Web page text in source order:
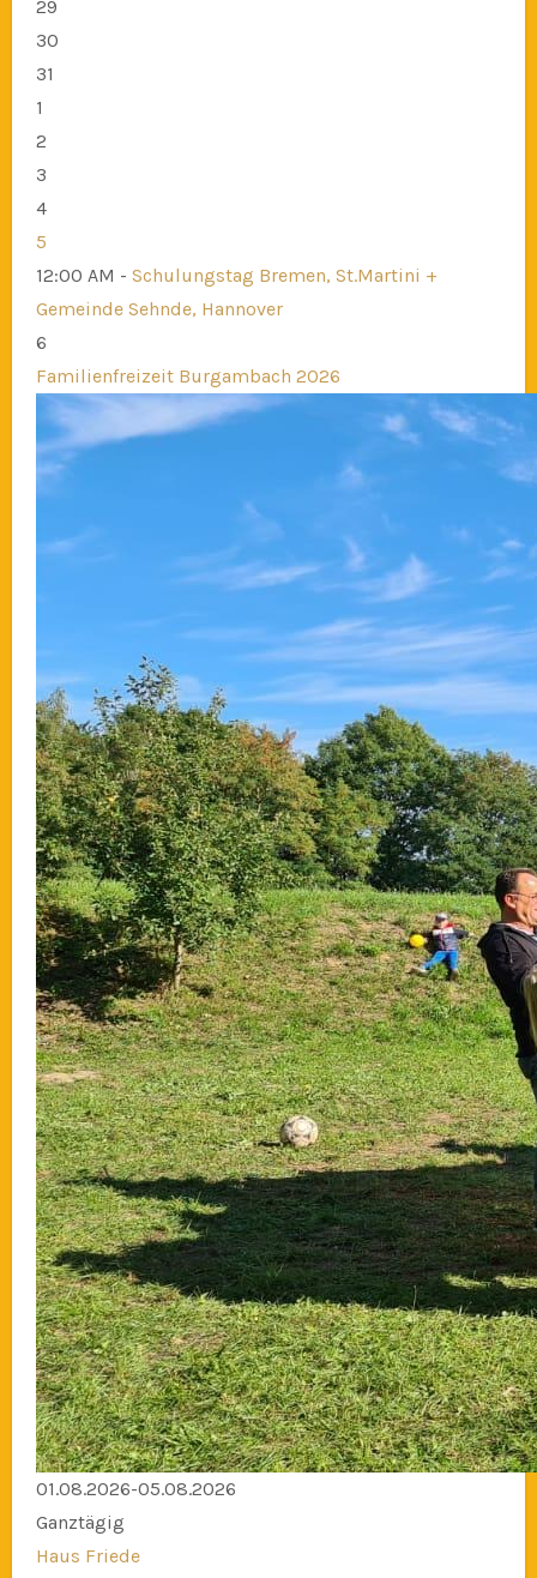
29
30
31
1
2
3
4
5
12:00 AM - Schulungstag Bremen, St.Martini +
Gemeinde Sehnde, Hannover
6
Familienfreizeit Burgambach 2026
01.08.2026-05.08.2026
Ganztägig
Haus Friede